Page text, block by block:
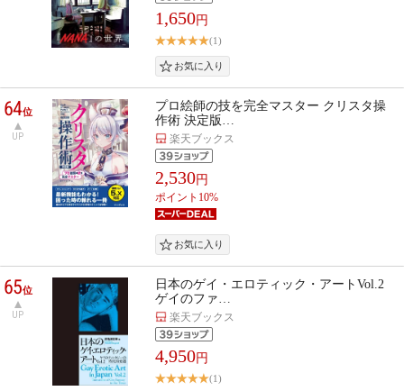
1,650円
(1)
64位
UP
プロ絵師の技を完全マスター クリスタ操
作術 決定版…
楽天ブックス
2,530円
ポイント10%
65位
UP
日本のゲイ・エロティック・アートVol.2
ゲイのファ…
楽天ブックス
4,950円
(1)